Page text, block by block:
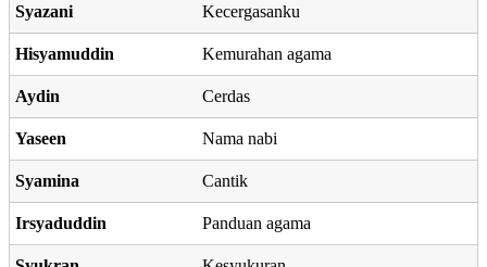
Syazani Kecergasanku
Hisyamuddin Kemurahan agama
Aydin Cerdas
Yaseen Nama nabi
Syamina Cantik
Irsyaduddin Panduan agama